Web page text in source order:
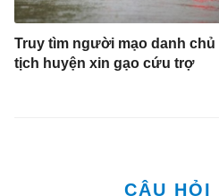
Truy tìm người mạo danh chủ
tịch huyện xin gạo cứu trợ